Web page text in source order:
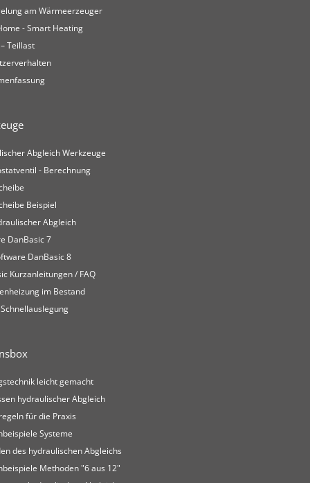
am Wärmeerzeuger
- Smart Heating
Teillast
Abgleich Werkzeuge
- Berechnung
Beispiel
Abgleich
DanBasic 7
DanBasic 8
Kurzanleitungen / FAQ
im Bestand
leicht gemacht
hydraulischer Abgleich
für die Praxis
Systeme
des hydraulischen Abgleichs
Methoden "6 aus 12"